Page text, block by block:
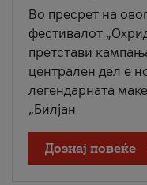
Во пресрет на
фестивалот
претстави
централен дел е
легендарната
„Билјан
Дознај повеќе